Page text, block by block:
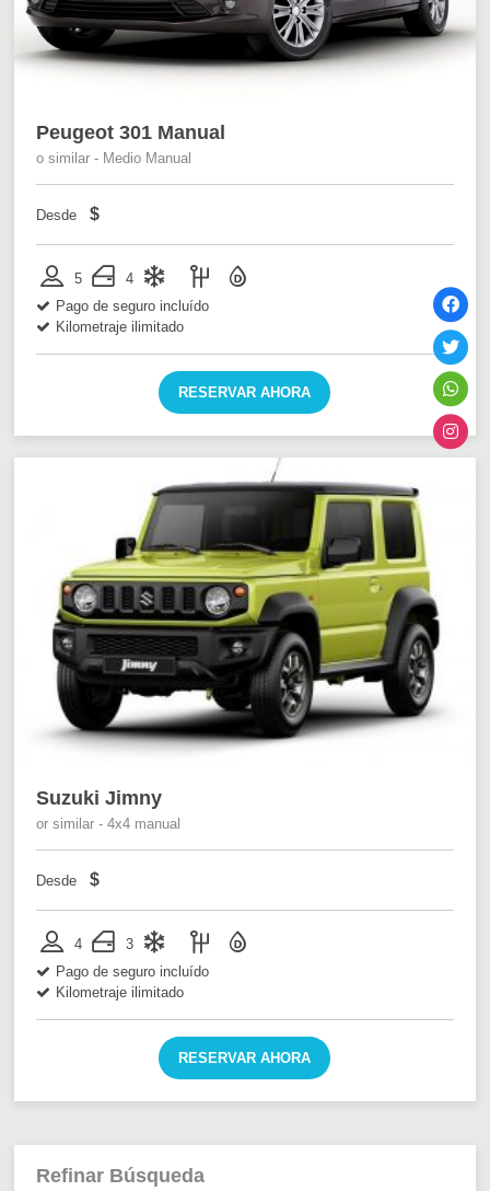
Refinar Búsqueda
Peugeot 301 Manual
o similar - Medio Manual
Desde $
5
4
Pago de seguro incluído
Kilometraje ilimitado
RESERVAR AHORA
Suzuki Jimny
or similar - 4x4 manual
Desde $
4
3
Pago de seguro incluído
Kilometraje ilimitado
RESERVAR AHORA